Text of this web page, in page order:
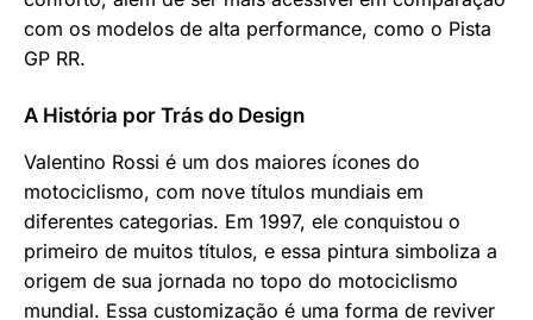
com os modelos de alta performance, como o Pista
GP RR.
A História por Trás do Design
Valentino Rossi é um dos maiores ícones do
motociclismo, com nove títulos mundiais em
diferentes categorias. Em 1997, ele conquistou o
primeiro de muitos títulos, e essa pintura simboliza a
origem de sua jornada no topo do motociclismo
mundial. Essa customização é uma forma de reviver